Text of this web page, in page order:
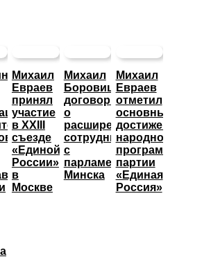
Михаил
Евраев
принял
участие
в XXIII
съезде
«Единой
России»
в
Москве
Михаил
Боровицкий
договорился
о
расширении
сотрудничества
с
парламентом
Минска
Михаил
Евраев
отметил
основные
достижения
народной
программы
партии
«Единая
Россия»